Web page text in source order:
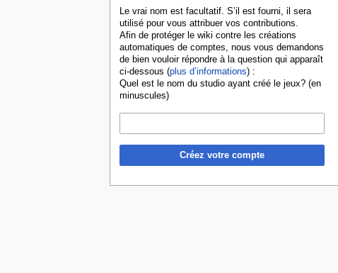
Le vrai nom est facultatif. S’il est fourni, il sera
utilisé pour vous attribuer vos contributions.
Afin de protéger le wiki contre les créations
automatiques de comptes, nous vous demandons
de bien vouloir répondre à la question qui apparaît
ci-dessous (plus d’informations) :
Quel est le nom du studio ayant créé le jeux? (en
minuscules)
Créez votre compte